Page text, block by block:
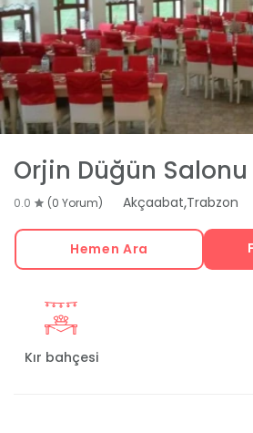
Orjin Düğün Salonu
0.0 (0 Yorum) Akçaabat,Trabzon
Hemen Ara
Kır bahçesi